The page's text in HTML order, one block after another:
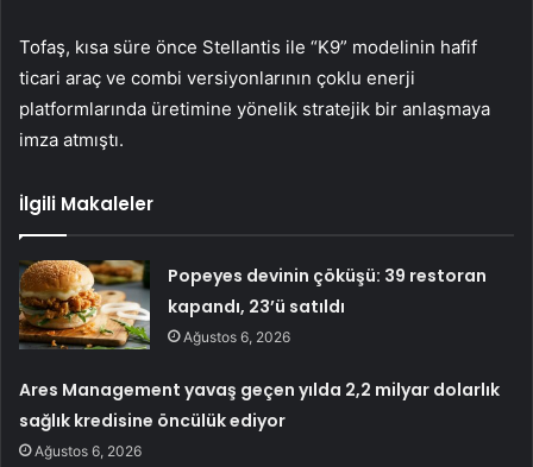
Tofaş, kısa süre önce Stellantis ile “K9” modelinin hafif
ticari araç ve combi versiyonlarının çoklu enerji
platformlarında üretimine yönelik stratejik bir anlaşmaya
imza atmıştı.
İlgili Makaleler
Popeyes devinin çöküşü: 39 restoran
kapandı, 23’ü satıldı
Ağustos 6, 2026
Ares Management yavaş geçen yılda 2,2 milyar dolarlık
sağlık kredisine öncülük ediyor
Ağustos 6, 2026